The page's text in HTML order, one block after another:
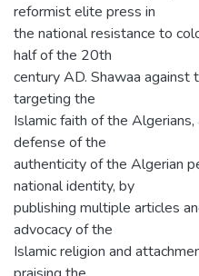
reformist elite press in
the national resistance to
half of the 20th
century AD. Shawaa against
targeting the
Islamic faith of the
defense of the
authenticity of the Algerian
national identity, by
publishing multiple articles
advocacy of the
Islamic religion and